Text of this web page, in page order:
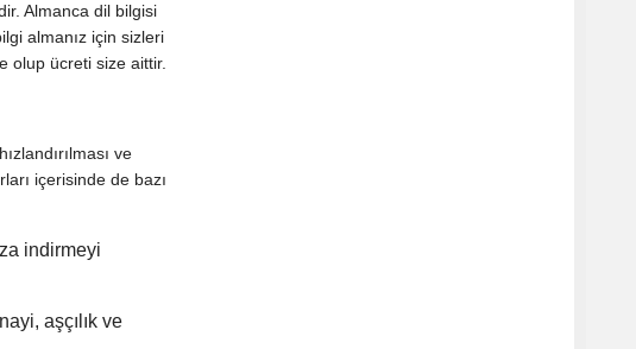
Almanca dil bilgisi
almanız için sizleri
olup ücreti size aittir.
ve
içerisinde de bazı
indirmeyi
aşçılık ve